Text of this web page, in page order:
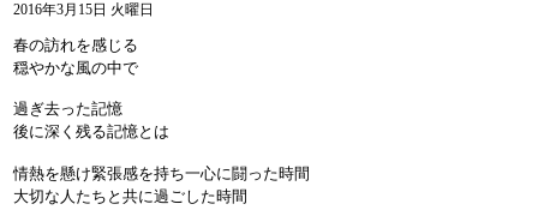
2016年3月15日 火曜日
春の訪れを感じる
穏やかな風の中で
過ぎ去った記憶
後に深く残る記憶とは
情熱を懸け緊張感を持ち一心に闘った時間
大切な人たちと共に過ごした時間